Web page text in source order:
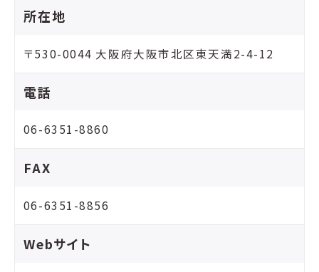
所在地
〒530-0044 大阪府大阪市北区東天満2-4-12
電話
06-6351-8860
FAX
06-6351-8856
Webサイト